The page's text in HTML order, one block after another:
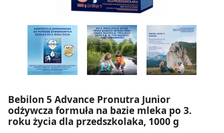
Bebilon 5 Advance Pronutra Junior
odżywcza formuła na bazie mleka po 3.
roku życia dla przedszkolaka, 1000 g